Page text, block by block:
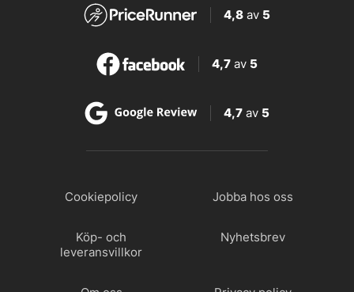
4,8 av 5
4,7 av 5
4,7 av 5
Cookiepolicy Jobba hos oss
Köp- och
leveransvillkor
Nyhetsbrev